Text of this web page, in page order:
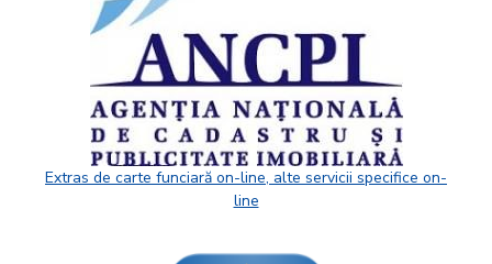
Extras de carte funciară on-line, alte servicii specifice on-
line